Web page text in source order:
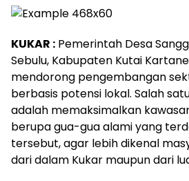
KUKAR : Pemerintah Desa
Sebulu, Kabupaten Kutai
mendorong pengembangan
berbasis potensi lokal. Salah
adalah memaksimalkan
berupa gua-gua alami yang
tersebut, agar lebih dikenal
dari dalam Kukar maupun dari